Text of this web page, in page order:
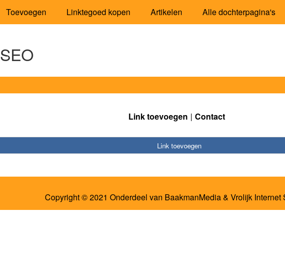
Toevoegen Linktegoed kopen Artikelen Alle dochterpagina's
Link toevoegen Contact
Link toevoegen
Copyright © 2021 Onderdeel van BaakmanMedia& Vrolijk Internet